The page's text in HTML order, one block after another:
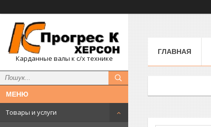
Карданные валы к с/х технике
Товары и услуги
ГЛАВНАЯ